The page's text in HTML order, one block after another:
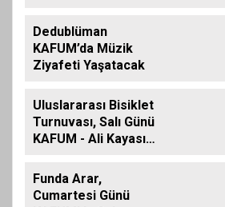
Aileleriyle Bir Araya
Geldi
Dedublüman
KAFUM’da Müzik
Ziyafeti Yaşatacak
Uluslararası Bisiklet
Turnuvası, Salı Günü
KAFUM - Ali Kayası
Funda Arar,
Cumartesi Günü